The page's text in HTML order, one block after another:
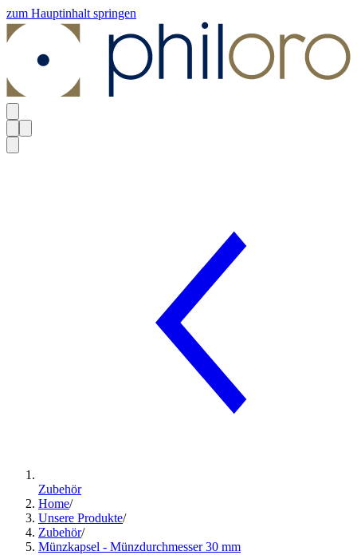
zum Hauptinhalt springen
Zubehör
Home/
Unsere Produkte/
Zubehör/
Münzkapsel - Münzdurchmesser 30 mm